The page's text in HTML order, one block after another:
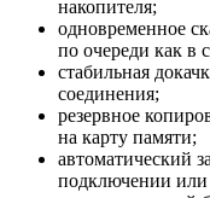
накопителя;
одновременное
по очереди как в
стабильная
соединения;
резервное
на карту памяти;
автоматический
подключении